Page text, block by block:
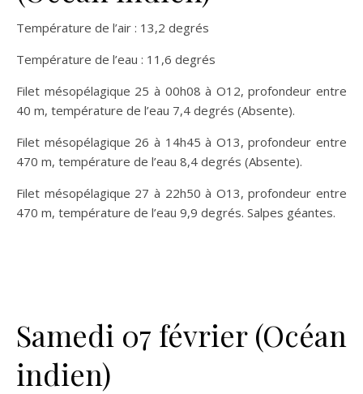
Température de l’air : 13,2 degrés
Température de l’eau : 11,6 degrés
Filet mésopélagique 25 à 00h08 à O12, profondeur entre
40 m, température de l’eau 7,4 degrés (Absente).
Filet mésopélagique 26 à 14h45 à O13, profondeur entre
470 m, température de l’eau 8,4 degrés (Absente).
Filet mésopélagique 27 à 22h50 à O13, profondeur entre
470 m, température de l’eau 9,9 degrés. Salpes géantes.
Samedi 07 février (Océan
indien)